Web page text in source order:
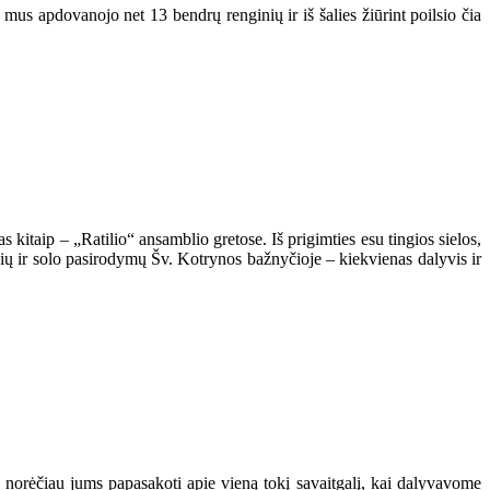
apdovanojo net 13 bendrų renginių ir iš šalies žiūrint poilsio čia
– „Ratilio“ ansamblio gretose. Iš prigimties esu tingios sielos,
ir solo pasirodymų Šv. Kotrynos bažnyčioje – kiekvienas dalyvis ir
jums papasakoti apie vieną tokį savaitgalį, kai dalyvavome